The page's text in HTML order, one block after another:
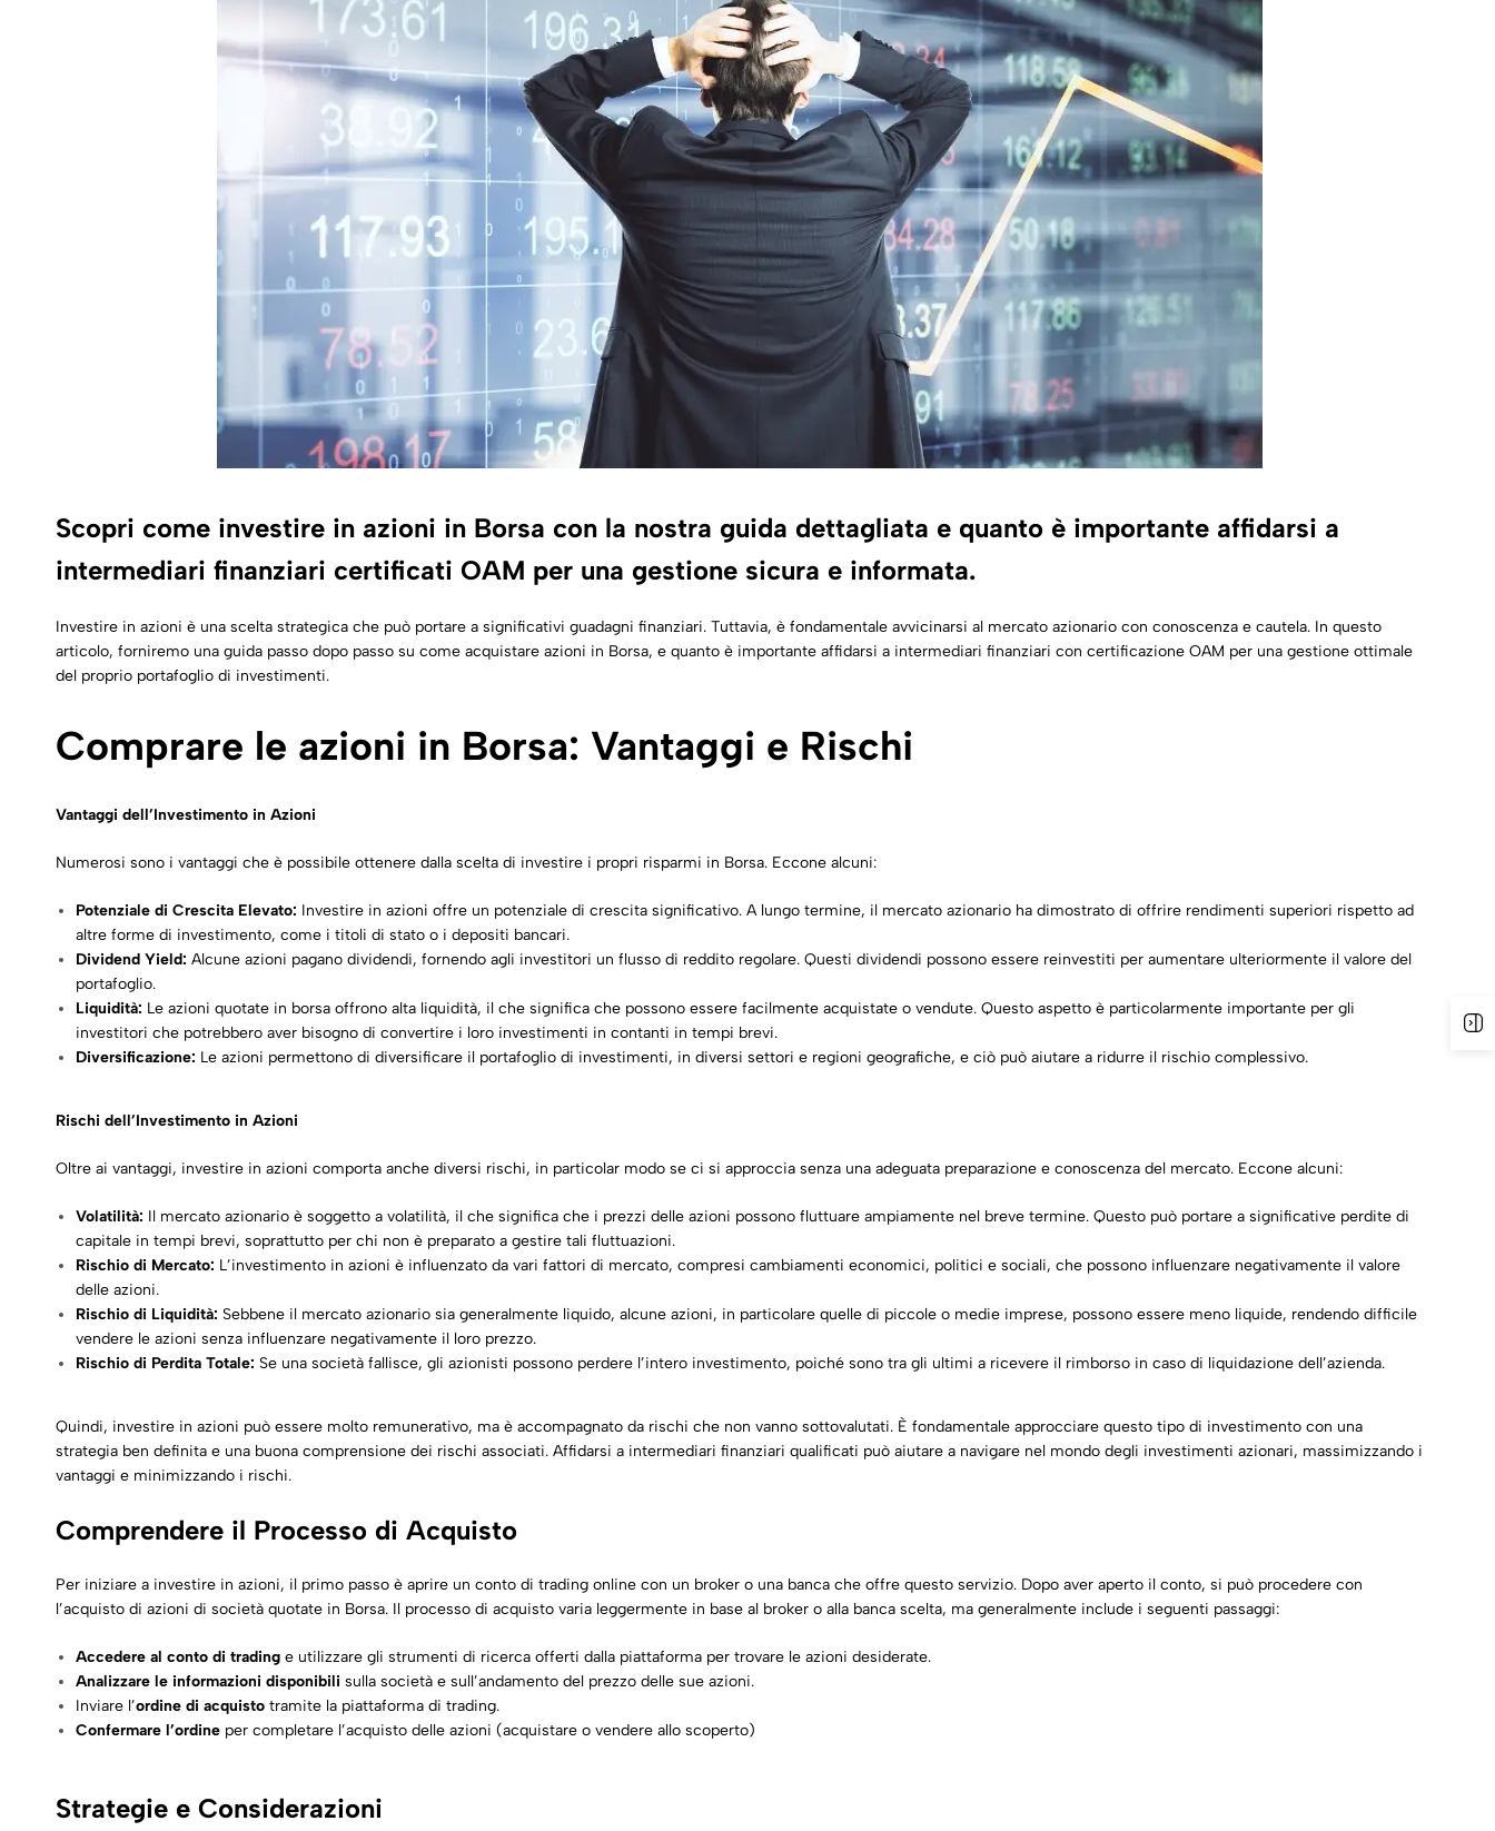
Scopri come investire in azioni in Borsa con la nostra guida dettagliata e quanto è importante affidarsi a
intermediari finanziari certificati OAM per una gestione sicura e informata.
Investire in azioni è una scelta strategica che può portare a significativi guadagni finanziari. Tuttavia, è fondamentale avvicinarsi al mercato azionario con conoscenza e cautela. In questo
articolo, forniremo una guida passo dopo passo su come acquistare azioni in Borsa, e quanto è importante affidarsi a intermediari finanziari con certificazione OAM per una gestione ottimale
del proprio portafoglio di investimenti.
Comprare le azioni in Borsa: Vantaggi e Rischi
Vantaggi dell’Investimento in Azioni
Numerosi sono i vantaggi che è possibile ottenere dalla scelta di investire i propri risparmi in Borsa. Eccone alcuni:
Potenziale di Crescita Elevato: Investire in azioni offre un potenziale di crescita significativo. A lungo termine, il mercato azionario ha dimostrato di offrire rendimenti superiori rispetto ad
altre forme di investimento, come i titoli di stato o i depositi bancari.
Dividend Yield:Alcune azioni pagano dividendi, fornendo agli investitori un flusso di reddito regolare. Questi dividendi possono essere reinvestiti per aumentare ulteriormente il valore del
portafoglio.
Liquidità: Le azioni quotate in borsa offrono alta liquidità, il che significa che possono essere facilmente acquistate o vendute. Questo aspetto è particolarmente importante per gli
investitori che potrebbero aver bisogno di convertire i loro investimenti in contanti in tempi brevi.
Diversificazione: Le azioni permettono di diversificare il portafoglio di investimenti, in diversi settori e regioni geografiche, e ciò può aiutare a ridurre il rischio complessivo.
Rischi dell’Investimento in Azioni
Oltre ai vantaggi, investire in azioni comporta anche diversi rischi, in particolar modo se ci si approccia senza una adeguata preparazione e conoscenza del mercato. Eccone alcuni:
Volatilità: Il mercato azionario è soggetto a volatilità, il che significa che i prezzi delle azioni possono fluttuare ampiamente nel breve termine. Questo può portare a significative perdite di
capitale in tempi brevi, soprattutto per chi non è preparato a gestire tali fluttuazioni.
Rischio di Mercato: L’investimento in azioni è influenzato da vari fattori di mercato, compresi cambiamenti economici, politici e sociali, che possono influenzare negativamente il valore
delle azioni.
Rischio di Liquidità: Sebbene il mercato azionario sia generalmente liquido, alcune azioni, in particolare quelle di piccole o medie imprese, possono essere meno liquide, rendendo difficile
vendere le azioni senza influenzare negativamente il loro prezzo.
Rischio di Perdita Totale: Se una società fallisce, gli azionisti possono perdere l’intero investimento, poiché sono tra gli ultimi a ricevere il rimborso in caso di liquidazione dell’azienda.
Quindi, investire in azioni può essere molto remunerativo, ma è accompagnato da rischi che non vanno sottovalutati. È fondamentale approcciare questo tipo di investimento con una
strategia ben definita e una buona comprensione dei rischi associati. Affidarsi a intermediari finanziari qualificati può aiutare a navigare nel mondo degli investimenti azionari, massimizzando i
vantaggi e minimizzando i rischi.
Comprendere il Processo di Acquisto
Per iniziare a investire in azioni, il primo passo è aprire un conto di trading online con un broker o una banca che offre questo servizio. Dopo aver aperto il conto, si può procedere con
l’acquisto di azioni di società quotate in Borsa. Il processo di acquisto varia leggermente in base al broker o alla banca scelta, ma generalmente include i seguenti passaggi:
Accedere al conto di trading e utilizzare gli strumenti di ricerca offerti dalla piattaforma per trovare le azioni desiderate.
Analizzare le informazioni disponibilisulla società e sull’andamento del prezzo delle sue azioni.
Inviare l’ordine di acquisto tramite la piattaforma di trading.
Confermare l’ordine per completare l’acquisto delle azioni (acquistare ovendere allo scoperto)
Strategie e Considerazioni